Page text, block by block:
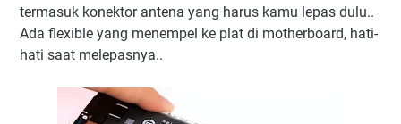
termasuk konektor antena yang harus kamu lepas dulu..
Ada flexible yang menempel ke plat di motherboard, hati-
hati saat melepasnya..